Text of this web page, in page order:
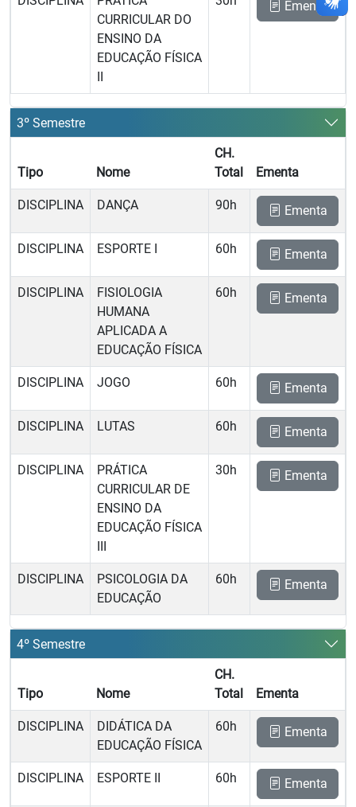
CURRICULAR DO
ENSINO DA
EDUCAÇÃO FÍSICA
II
Ementa
3º Semestre
Tipo Nome
CH.
Total
Ementa
DISCIPLINA DANÇA 90h Ementa
DISCIPLINA ESPORTE I 60h Ementa
DISCIPLINA
FISIOLOGIA
HUMANA
APLICADA A
EDUCAÇÃO FÍSICA
60h Ementa
DISCIPLINA JOGO 60h Ementa
DISCIPLINA LUTAS 60h Ementa
DISCIPLINA
PRÁTICA
CURRICULAR DE
ENSINO DA
EDUCAÇÃO FÍSICA
III
30h Ementa
DISCIPLINA
PSICOLOGIA DA
EDUCAÇÃO
60h Ementa
4º Semestre
Tipo Nome
CH.
Total
Ementa
DISCIPLINA
DIDÁTICA DA
EDUCAÇÃO FÍSICA
60h Ementa
DISCIPLINA ESPORTE II 60h Ementa